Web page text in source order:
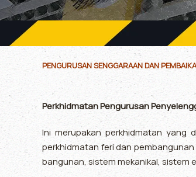
PENGURUSAN SENGGARAAN DAN
Perkhidmatan Pengurusan
Ini merupakan perkhidmatan yang
perkhidmatan feri dan
bangunan, sistem mekanikal, sistem